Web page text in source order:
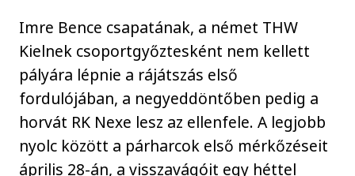
Imre Bence csapatának, a német THW
Kielnek csoportgyőztesként nem kellett
pályára lépnie a rájátszás első
fordulójában, a negyeddöntőben pedig a
horvát RK Nexe lesz az ellenfele. A legjobb
nyolc között a párharcok első mérkőzéseit
április 28-án, a visszavágóit egy héttel